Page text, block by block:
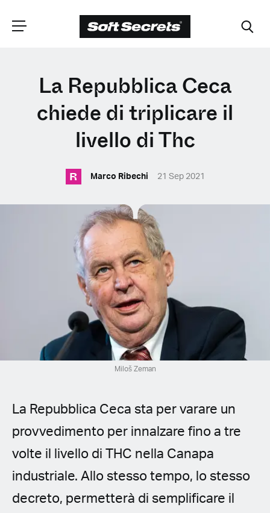
SCEGLI LA
TUA POSIZIONE
English (United Kingdom)
English (United States)
Spanish (Spain)
Spanish (Latin America)
French
Czech
Polish
La Repubblica Ceca
chiede di triplicare il
livello di Thc
R Marco Ribechi 21 Sep 2021
Miloš Zeman
La Repubblica Ceca sta per varare un
provvedimento per innalzare fino a tre
volte il livello di THC nella Canapa
industriale. Allo stesso tempo, lo stesso
decreto, permetterà di semplificare il